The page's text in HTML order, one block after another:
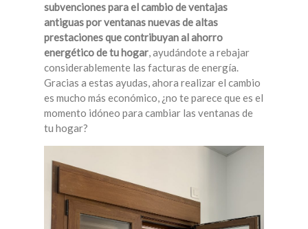
subvenciones para el cambio de ventajas
antiguas por ventanas nuevas de altas
prestaciones que contribuyan al ahorro
energético de tu hogar, ayudándote a rebajar
considerablemente las facturas de energía.
Gracias a estas ayudas, ahora realizar el cambio
es mucho más económico, ¿no te parece que es el
momento idóneo para cambiar las ventanas de
tu hogar?